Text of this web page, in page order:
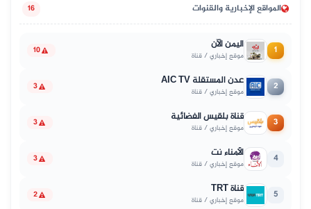
المواقع الإخبارية والقنوات 16
1 اليمن الآن
موقع إخباري / قناة 10
2 عدن المستقلة AIC TV
موقع إخباري / قناة 3
3 قناة بلقيس الفضائية
موقع إخباري / قناة 3
4 الأمناء نت
موقع إخباري / قناة 3
5 قناة TRT
موقع إخباري / قناة 2